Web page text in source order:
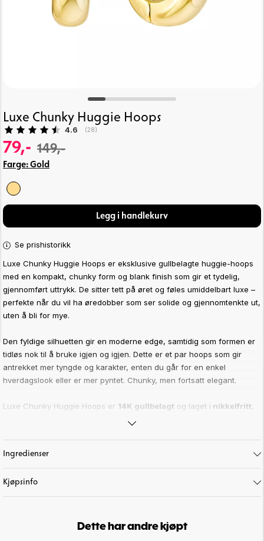
Luxe Chunky Huggie Hoops
Gjennomsnittskarakter:
4.6 (stemmer:
28)
79,- 149,-
Farge:Gold
Legg i handlekurv
Se prishistorikk
Luxe Chunky Huggie Hoops er eksklusive gullbelagte huggie-hoops
med en kompakt, chunky form og blank finish som gir et tydelig,
gjennomført uttrykk. De sitter tett på øret og føles umiddelbart luxe –
perfekte når du vil ha øredobber som ser solide og gjennomtenkte ut,
uten å bli for mye.
Den fyldige silhuetten gir en moderne edge, samtidig som formen er
tidløs nok til å bruke igjen og igjen. Dette er et par hoops som gir
antrekket mer tyngde og karakter, enten du går for en enkel
hverdagslook eller er mer pyntet. Chunky, men fortsatt elegant.
Luxe Chunky Huggie Hoops er 14K gullbelagt og laget i nikkelfritt
metall. De føles behagelige på øret og er designet for
den eksklusive følelsen, er dette et sikkert valg.
Hvorfor du vil elske Luxe Chunky Huggie Hoops
• Chunky huggie-hoops med eksklusiv og moderne silhuett
• Nikkelfrie og allergivennlige – trygge for sensitiv hud
Ingredienser
Kjøpsinfo
Dette har andre kjøpt